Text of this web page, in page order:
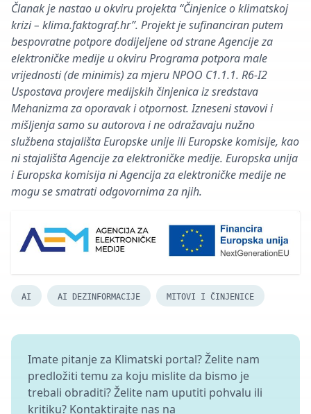
Članak je nastao u okviru projekta “Činjenice o klimatskoj
krizi – klima.faktograf.hr”. Projekt je sufinanciran putem
bespovratne potpore dodijeljene od strane Agencije za
elektroničke medije u okviru Programa potpora male
vrijednosti (de minimis) za mjeru NPOO C1.1.1. R6-I2
Uspostava provjere medijskih činjenica iz sredstava
Mehanizma za oporavak i otpornost. Izneseni stavovi i
mišljenja samo su autorova i ne odražavaju nužno
službena stajališta Europske unije ili Europske komisije, kao
ni stajališta Agencije za elektroničke medije. Europska unija
i Europska komisija ni Agencija za elektroničke medije ne
mogu se smatrati odgovornima za njih.
AI AI DEZINFORMACIJE MITOVI I ČINJENICE
Imate pitanje za Klimatski portal? Želite nam
predložiti temu za koju mislite da bismo je
trebali obraditi? Želite nam uputiti pohvalu ili
kritiku? Kontaktirajte nas na